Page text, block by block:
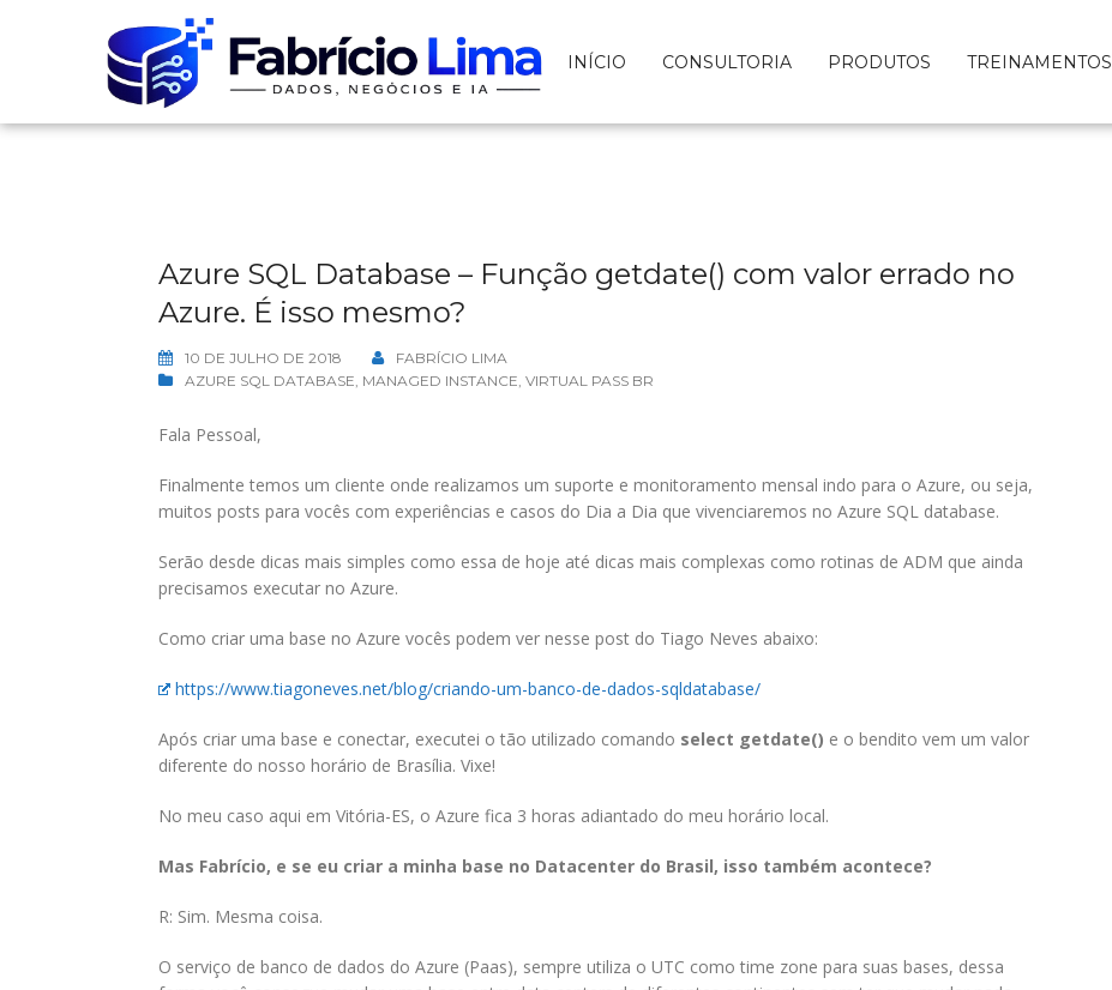
INÍCIO CONSULTORIA PRODUTOS TREINAMENTOS
Azure SQL Database – Função getdate() com valor errado no
Azure. É isso mesmo?
10 DE JULHO DE 2018
FABRÍCIO LIMA
AZURE SQL DATABASE, MANAGED INSTANCE, VIRTUAL PASS BR
Fala Pessoal,
Finalmente temos um cliente onde realizamos um suporte e monitoramento mensal indo para o Azure, ou seja,
muitos posts para vocês com experiências e casos do Dia a Dia que vivenciaremos no Azure SQL database.
Serão desde dicas mais simples como essa de hoje até dicas mais complexas como rotinas de ADM que ainda
precisamos executar no Azure.
Como criar uma base no Azure vocês podem ver nesse post do Tiago Neves abaixo:
https://www.tiagoneves.net/blog/criando-um-banco-de-dados-sqldatabase/
Após criar uma base e conectar, executei o tão utilizado comando select getdate() e o bendito vem um valor
diferente do nosso horário de Brasília. Vixe!
No meu caso aqui em Vitória-ES, o Azure fica 3 horas adiantado do meu horário local.
Mas Fabrício, e se eu criar a minha base no Datacenter do Brasil, isso também acontece?
R: Sim. Mesma coisa.
O serviço de banco de dados do Azure (Paas), sempre utiliza o UTC como time zone para suas bases, dessa